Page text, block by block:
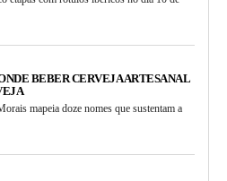
BEBER CERVEJA ARTESANAL
mapeia doze nomes que sustentam a